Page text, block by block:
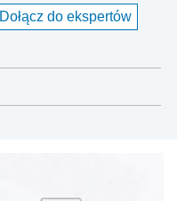
Dołącz do ekspertów